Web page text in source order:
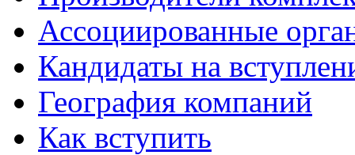
Ассоциированные
Кандидаты на
География компаний
Как вступить